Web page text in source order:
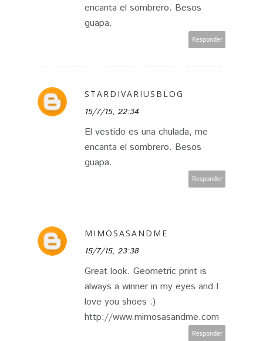
encanta el sombrero. Besos
guapa.
Responder
STARDIVARIUSBLOG
15/7/15, 22:34
El vestido es una chulada, me
encanta el sombrero. Besos
guapa.
Responder
MIMOSASANDME
15/7/15, 23:38
Great look. Geometric print is
always a winner in my eyes and I
love you shoes :)
http://www.mimosasandme.com
Responder